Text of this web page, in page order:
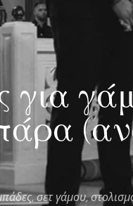
σετ γάμου,